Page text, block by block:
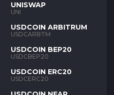
UNISWAP
UNI
USDCOIN ARBITRUM
USDCARBTM
USDCOIN BEP20
USDCBEP20
USDCOIN ERC20
USDCERC20